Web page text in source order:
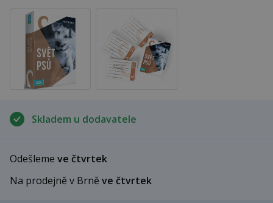
Skladem u dodavatele
Odešleme ve čtvrtek
Na prodejně v Brně ve čtvrtek